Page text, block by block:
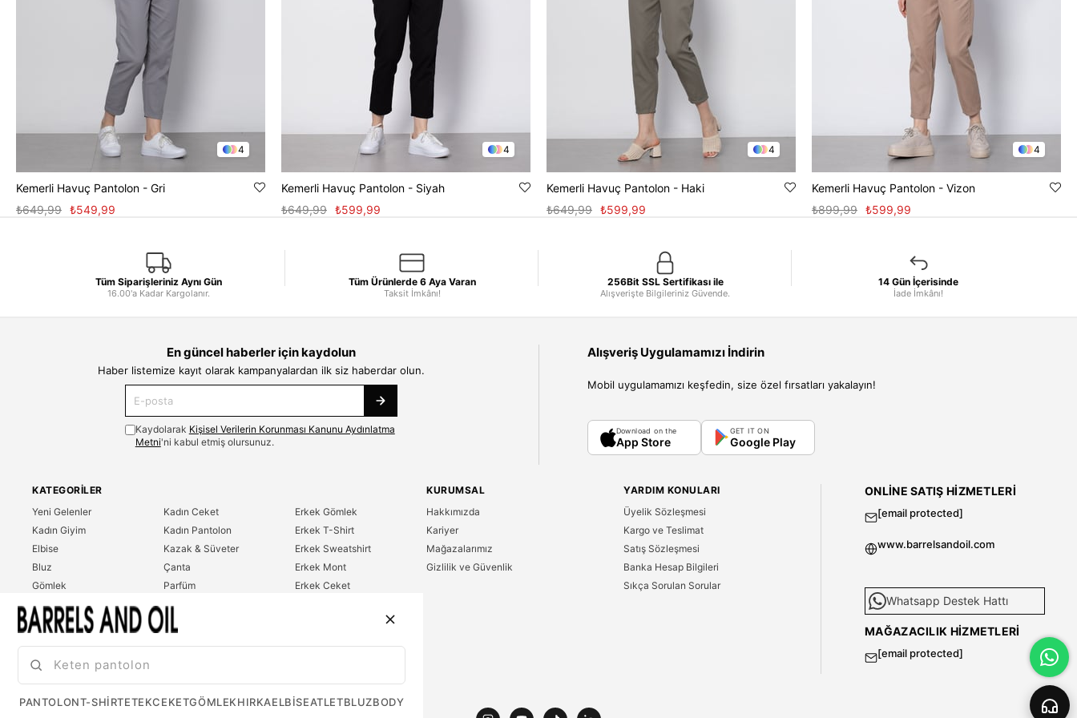
4
Kemerli Havuç Pantolon - Gri
₺549,99
₺649,99
4
Kemerli Havuç Pantolon - Siyah
₺599,99
₺649,99
4
Kemerli Havuç Pantolon - Haki
₺599,99
₺649,99
4
Kemerli Havuç Pantolon - Vizon
₺599,99
₺899,99
Tüm Siparişleriniz Aynı Gün
16.00'a Kadar Kargolanır.
Tüm Ürünlerde 6 Aya Varan
Taksit İmkânı!
256Bit SSL Sertifikası ile
Alışverişte Bilgileriniz Güvende.
14 Gün İçerisinde
İade İmkânı!
En güncel haberler için kaydolun
Haber listemize kayıt olarak kampanyalardan ilk siz haberdar olun.
Kaydolarak Kişisel Verilerin Korunması Kanunu Aydınlatma
Metni'ni kabul etmiş olursunuz.
Alışveriş Uygulamamızı İndirin
Mobil uygulamamızı keşfedin, size özel fırsatları yakalayın!
Download on the
App Store
GET IT ON
Google Play
KATEGORILER
Yeni Gelenler
Kadın Giyim
Elbise
Bluz
Gömlek
T-Shirt
Sweatshirt
Kadın Ceket
Kadın Pantolon
Kazak & Süveter
Çanta
Parfüm
Erkek Giyim
Erkek Gömlek
Erkek T-Shirt
Erkek Sweatshirt
Erkek Mont
Erkek Ceket
KURUMSAL
Hakkımızda
Kariyer
Mağazalarımız
Gizlilik ve Güvenlik
YARDIM KONULARI
Üyelik Sözleşmesi
Kargo ve Teslimat
Satış Sözleşmesi
Banka Hesap Bilgileri
Sıkça Sorulan Sorular
ONLINE SATIŞ HIZMETLERI
[email protected]
www.barrelsandoil.com
Whatsapp Destek Hattı
MAĞAZACILIK HIZMETLERI
[email protected]
PANTOLONT-SHIRTETEKCEKETGÖMLEKHIRKAELBISEATLETBLUZBODY